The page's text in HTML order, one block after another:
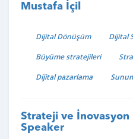
Mustafa İçil
Dijital Dönüşüm Dijital
Büyüme stratejileri
Dijital pazarlama
Strateji ve İnovasyon
Speaker